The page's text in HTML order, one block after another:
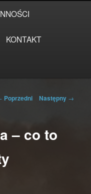
KONTAKT
Poprzedni Następny →
– co to